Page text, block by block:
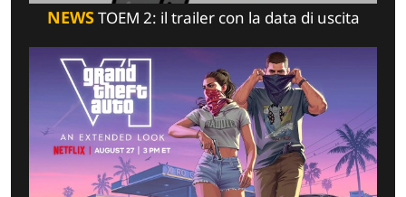
NEWSTOEM 2: il trailer con la data di uscita